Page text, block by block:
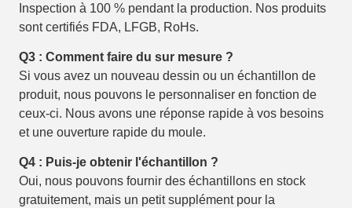
Inspection à 100 % pendant la production. Nos produits
sont certifiés FDA, LFGB, RoHs.
Q3 : Comment faire du sur mesure ?
Si vous avez un nouveau dessin ou un échantillon de
produit, nous pouvons le personnaliser en fonction de
ceux-ci. Nous avons une réponse rapide à vos besoins
et une ouverture rapide du moule.
Q4 : Puis-je obtenir l'échantillon ?
Oui, nous pouvons fournir des échantillons en stock
gratuitement, mais un petit supplément pour la